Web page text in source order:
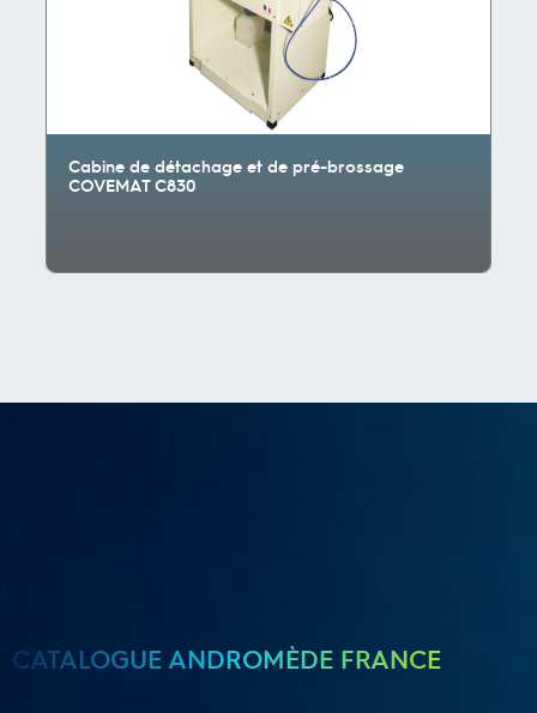
Cabine de détachage et de pré-brossage
COVEMAT C830
CATALOGUE ANDROMÈDE FRANCE